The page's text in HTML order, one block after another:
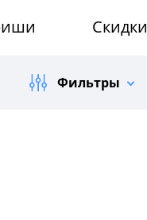
Скидки
Фильтры